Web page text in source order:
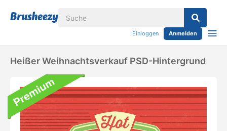
Einloggen Anmelden
Heißer Weihnachtsverkauf PSD-Hintergrund